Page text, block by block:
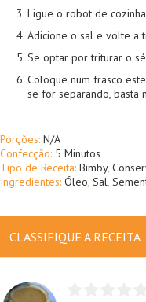
Ligue o robot de
Adicione o sal e volte a
Se optar por triturar o
Coloque num frasco
se for separando, basta
Porções: N/A
Confecção: 5 Minutos
Tipo de Receita: Bimby,
Ingredientes: Óleo, Sal,
CLASSIFIQUE A RECEITA